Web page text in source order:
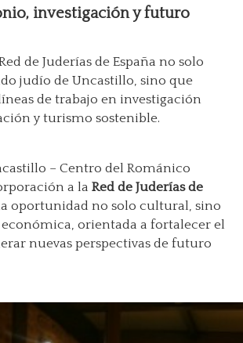
investigación y futuro
de Juderías de España no solo
judío de Uncastillo, sino que
de trabajo en investigación
y turismo sostenible.
– Centro del Románico
a la Red de Juderías de
oportunidad no solo cultural, sino
orientada a fortalecer el
nuevas perspectivas de futuro